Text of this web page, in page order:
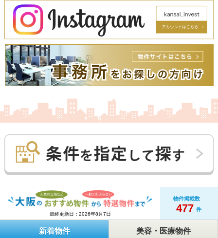
※2026年８月17日（月）より、通常営業いたします。
また、休業期間中に頂きましたお問合せにつきましては、
2026年8月17日（月）以降、順次対応させていただきます。
最終更新日：2026年8月7日
物件掲載数
477 件
新着物件 美容・医療物件